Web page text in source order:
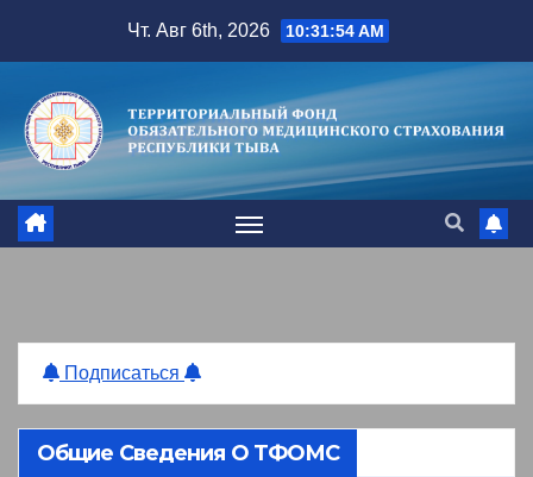
содержимому
Чт. Авг 6th, 2026 10:31:54 AM
Подписаться
Общие Сведения О ТФОМС